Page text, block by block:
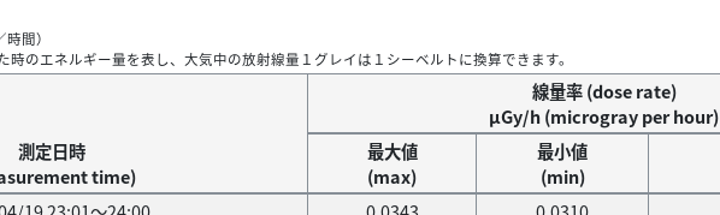
間）
時のエネルギー量を表し、大気中の放射線量１グレイは１シーベルトに換算できます。
測定日時
time)
線量率 (dose rate)
μGy/h (microgray per hour)
最大値
(max)
最小値
(min)